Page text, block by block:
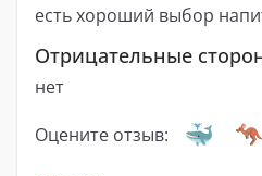
есть хороший выбор
Отрицательные
нет
Оцените отзыв: